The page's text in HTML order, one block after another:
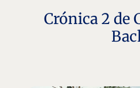
Crónica 2 de